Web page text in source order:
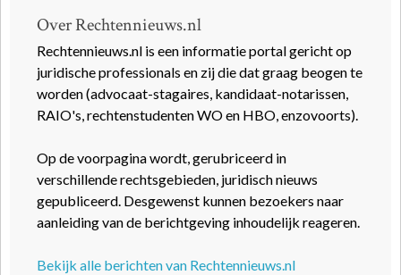
Over Rechtennieuws.nl
Rechtennieuws.nl is een informatie portal gericht op
juridische professionals en zij die dat graag beogen te
worden (advocaat-stagaires, kandidaat-notarissen,
RAIO's, rechtenstudenten WO en HBO, enzovoorts).
Op de voorpagina wordt, gerubriceerd in
verschillende rechtsgebieden, juridisch nieuws
gepubliceerd. Desgewenst kunnen bezoekers naar
aanleiding van de berichtgeving inhoudelijk reageren.
Bekijk alle berichten van Rechtennieuws.nl